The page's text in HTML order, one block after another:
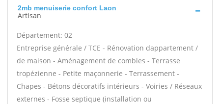
2mb menuiserie confort Laon
Artisan
Département: 02
Entreprise générale / TCE - Rénovation dappartement /
de maison - Aménagement de combles - Terrasse
tropézienne - Petite maçonnerie - Terrassement -
Chapes - Bétons décoratifs intérieurs - Voiries / Réseaux
externes - Fosse septique (installation ou